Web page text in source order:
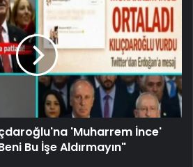
'Muharrem İnce'
Bu İşe Aldırmayın"